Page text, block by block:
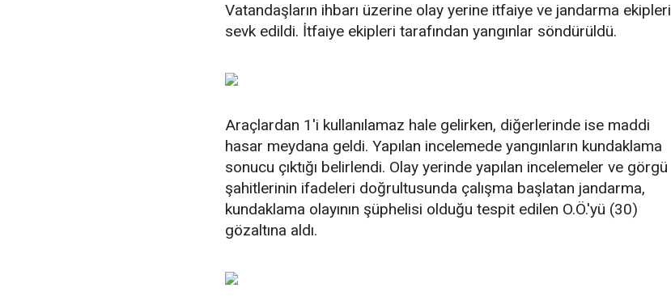
Vatandaşların ihbarı üzerine olay yerine itfaiye ve jandarma ekipleri
sevk edildi. İtfaiye ekipleri tarafından yangınlar söndürüldü.
Araçlardan 1'i kullanılamaz hale gelirken, diğerlerinde ise maddi
hasar meydana geldi. Yapılan incelemede yangınların kundaklama
sonucu çıktığı belirlendi. Olay yerinde yapılan incelemeler ve görgü
şahitlerinin ifadeleri doğrultusunda çalışma başlatan jandarma,
kundaklama olayının şüphelisi olduğu tespit edilen O.Ö.'yü (30)
gözaltına aldı.